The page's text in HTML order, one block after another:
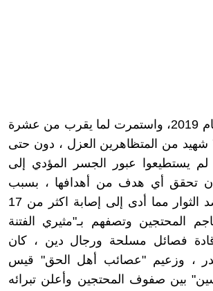
أندلعت ثورة تشرين في 1 تشرين الأول عام 2019، واستمرت لما يقرب من عشرة
أشهر ، سقط خلالها مايقرب أكثر من 740 شهيد من المتظاهرين العزل ، دون حتى
لم يستطيعوا عبور الجسر المؤدي إلى
ان تحقق أي هدف من أهدافها ، بسبب
أستخدام القوات الأمنية للقوة المفرطة ضد الثوار مما أدى إلى إصابة اكثر من 17
المحتجين وتصفهم بـ"مثيري الفتنة
فصائل مسلحة ورجال دين ، كان
، وزعيم "عصائب أهل الحق" قيس
بين صفوف المحتجين وأعلن تبرائه